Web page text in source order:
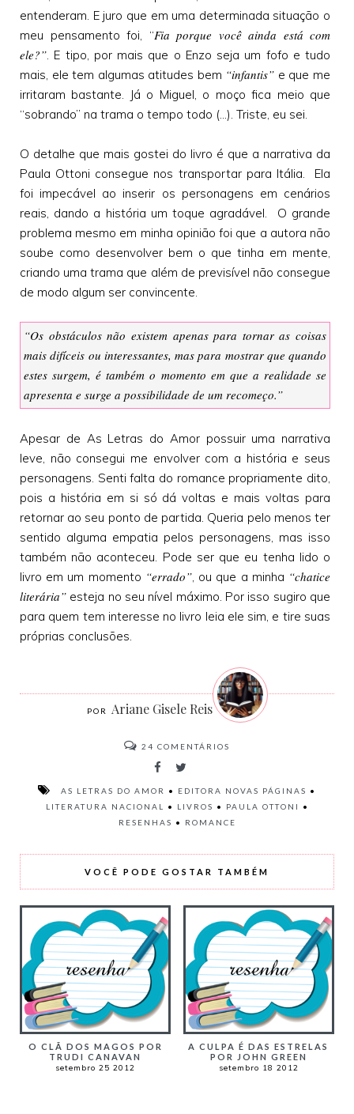
entenderam. E juro que em uma determinada situação o
meu pensamento foi, “Fia porque você ainda está com
ele?”. E tipo, por mais que o Enzo seja um fofo e tudo
mais, ele tem algumas atitudes bem “infantis” e que me
irritaram bastante. Já o Miguel, o moço fica meio que
“sobrando” na trama o tempo todo (...). Triste, eu sei.
O detalhe que mais gostei do livro é que a narrativa da
Paula Ottoni consegue nos transportar para Itália. Ela
foi impecável ao inserir os personagens em cenários
reais, dando a história um toque agradável. O grande
problema mesmo em minha opinião foi que a autora não
soube como desenvolver bem o que tinha em mente,
criando uma trama que além de previsível não consegue
de modo algum ser convincente.
“Os obstáculos não existem apenas para tornar as coisas
mais difíceis ou interessantes, mas para mostrar que quando
estes surgem, é também o momento em que a realidade se
apresenta e surge a possibilidade de um recomeço.”
Apesar de As Letras do Amor possuir uma narrativa
leve, não consegui me envolver com a história e seus
personagens. Senti falta do romance propriamente dito,
pois a história em si só dá voltas e mais voltas para
retornar ao seu ponto de partida. Queria pelo menos ter
sentido alguma empatia pelos personagens, mas isso
também não aconteceu. Pode ser que eu tenha lido o
livro em um momento “errado”, ou que a minha “chatice
literária” esteja no seu nível máximo. Por isso sugiro que
para quem tem interesse no livro leia ele sim, e tire suas
próprias conclusões.
Ariane Gisele Reis
24 COMENTÁRIOS
AS LETRAS DO AMOR • EDITORA NOVAS PÁGINAS •
LITERATURA NACIONAL
• LIVROS • PAULA OTTONI
•
RESENHAS • ROMANCE
VOCÊ PODE GOSTAR TAMBÉM
O CLÃ DOS MAGOS POR
TRUDI CANAVAN
setembro 25 2012
A CULPA É DAS ESTRELAS
POR JOHN GREEN
setembro 18 2012